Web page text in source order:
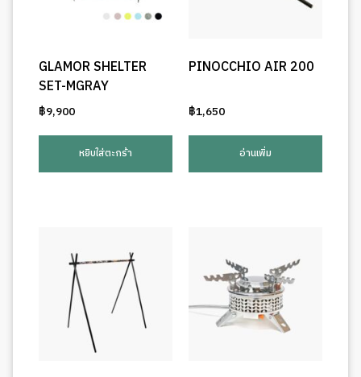
GLAMOR SHELTER
SET-MGRAY
฿9,900
หยิบใส่ตะกร้า
PINOCCHIO AIR 200
฿1,650
อ่านเพิ่ม